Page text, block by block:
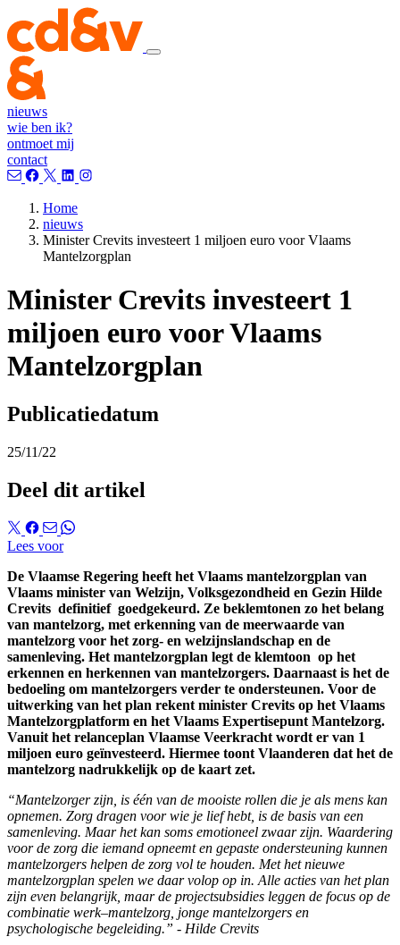
nieuws
wie ben ik?
ontmoet mij
contact
Home
nieuws
Minister Crevits investeert 1 miljoen euro voor Vlaams
Mantelzorgplan
Minister Crevits investeert 1
miljoen euro voor Vlaams
Mantelzorgplan
Publicatiedatum
25/11/22
Deel dit artikel
Lees voor
De Vlaamse Regering heeft het Vlaams mantelzorgplan van
Vlaams minister van Welzijn, Volksgezondheid en Gezin Hilde
Crevits definitief goedgekeurd. Ze beklemtonen zo het belang
van mantelzorg, met erkenning van de meerwaarde van
mantelzorg voor het zorg- en welzijnslandschap en de
samenleving. Het mantelzorgplan legt de klemtoon op het
erkennen en herkennen van mantelzorgers. Daarnaast is het de
bedoeling om mantelzorgers verder te ondersteunen. Voor de
uitwerking van het plan rekent minister Crevits op het Vlaams
Mantelzorgplatform en het Vlaams Expertisepunt Mantelzorg.
Vanuit het relanceplan Vlaamse Veerkracht wordt er van 1
miljoen euro geïnvesteerd. Hiermee toont Vlaanderen dat het de
mantelzorg nadrukkelijk op de kaart zet.
“Mantelzorger zijn, is één van de mooiste rollen die je als mens kan
opnemen. Zorg dragen voor wie je lief hebt, is de basis van een
samenleving. Maar het kan soms emotioneel zwaar zijn. Waardering
voor de zorg die iemand opneemt en gepaste ondersteuning kunnen
mantelzorgers helpen de zorg vol te houden. Met het nieuwe
mantelzorgplan spelen we daar volop op in. Alle acties van het plan
zijn even belangrijk, maar de projectsubsidies leggen de focus op de
combinatie werk–mantelzorg, jonge mantelzorgers en
psychologische begeleiding.” - Hilde Crevits